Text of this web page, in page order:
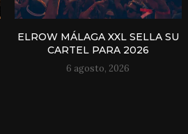
ELROW MÁLAGA XXL SELLA SU
CARTEL PARA 2026
6 agosto, 2026